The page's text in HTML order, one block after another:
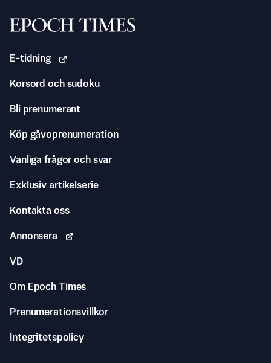
Svenska Epoch Times
E-tidning
Korsord och sudoku
Bli prenumerant
Köp gåvoprenumeration
Vanliga frågor och svar
Exklusiv artikelserie
Kontakta oss
Annonsera
VD
Om Epoch Times
Prenumerationsvillkor
Integritetspolicy